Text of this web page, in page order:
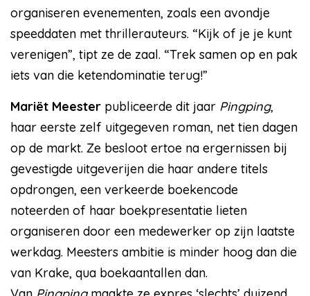
organiseren evenementen, zoals een avondje
speeddaten met thrillerauteurs. “Kijk of je je kunt
verenigen”, tipt ze de zaal. “Trek samen op en pak
iets van die ketendominatie terug!”
Mariët Meester publiceerde dit jaar Pingping,
haar eerste zelf uitgegeven roman, net tien dagen
op de markt. Ze besloot ertoe na ergernissen bij
gevestigde uitgeverijen die haar andere titels
opdrongen, een verkeerde boekencode
noteerden of haar boekpresentatie lieten
organiseren door een medewerker op zijn laatste
werkdag. Meesters ambitie is minder hoog dan die
van Krake, qua boekaantallen dan.